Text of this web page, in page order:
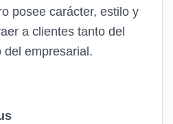
posee carácter, estilo y
a clientes tanto del
del empresarial.